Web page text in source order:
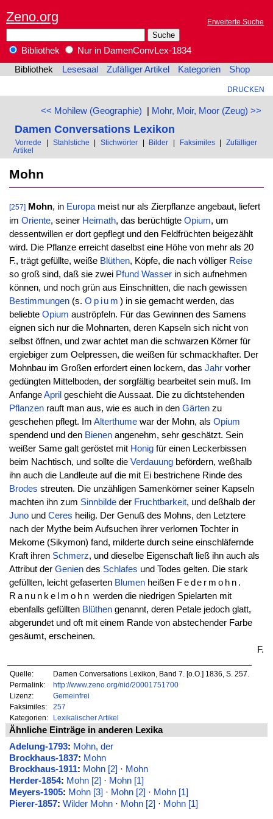
Zeno.org Erweiterte Suche
Bibliothek
Nur in DamenConvLex-1834
Bibliothek
Lesesaal Zufälliger Artikel Kategorien Shop
DRUCKEN
<< Mohilew (Geographie) | Mohr, Moir, Moor (Zeug) >>
Damen Conversations Lexikon
Vorrede | Stahlstiche | Stichwörter | Bilder | Faksimiles |
Zufälliger
Artikel
Mohn
[257] Mohn, in Europameist nur als Zierpflanze angebaut, liefert
im Oriente, seiner Heimath, das berüchtigte Opium, um
dessentwillen er dort gepflegt und den Feldfrüchten beigezählt
wird. Die Pflanze erreicht daselbst eine Höhe von mehr als 20
F., trägt gefüllte, weiße Blüthen, Köpfe, die nach völliger Reise
so groß sind, daß sie zwei Pfund Wasserin sich aufnehmen
können, und noch grün aus Einschnitten, die nach gewissen
Bestimmungen(s. Opium) in sie gemacht werden, das
beliebte Opium auströpfeln. Für das Gewinnen des Samens
eignen sich nur die Mohnarten, deren Kapseln sich nicht von
selbst öffnen, und zwar achtet man die schwarzen Körner für
ergiebiger zum Oelpressen, die weißen für schmackhafter. Der
Mohnbau im Großen erfordert einen lockern, das Jahrvorher
gedüngten Mittelboden, der sorgfältig bearbeitet sein muß. Im
AnfangeApril geschieht die Aussaat. Die zu dichtstehenden
Pflanzenrauft man aus, wie es auch in den Gärtenzu
geschehen pflegt. Im Alterthumewar der Mohn, als Opium
spendend und den Bienenangenehm, sehr geschätzt. Sein
weißer Same galt geröstet mit Honigfür einen Leckerbissen
beim Nachtisch, und sollte die Verdauungbefördern, weßhalb
ihn auch die Landleute auf die mit Ei bestrichene Rinde des
Brodes streuten. Die unzähligen Samenkörner seiner Kapseln
machten ihn zum Sinnbildeder Fruchtbarkeit, und deßhalb der
Junound Ceres heilig. Der Genuß des Mohns, den Letztere
nach der Mythe beim Aufsuchen ihrer verlornen Tochter in
Mekome (Sikymon) fand, milderte durch seine einschläfernde
Kraft ihren Schmerz, und dieselbe Eigenschaft ließ ihn auch als
Attribut der Geniendes Schlafes und Todes gelten. Die stark
gefüllten, leicht gefaserten Blumenheißen Federmohn.
Ranunkelmohn werden die niedrigen Spielarten mit
ebenfalls gefüllten Blüthengenannt, deren Petale jedoch glatt,
abgerundet und oft mit einem Rande von abstechender Farbe
gesäumt, erscheinen.
F.
Quelle:
Damen Conversations Lexikon, Band 7. [o.O.] 1836, S. 257.
Permalink:
http://www.zeno.org/nid/20001751700
Lizenz:
Gemeinfrei
Faksimiles:
257
Kategorien:
Lexikalischer Artikel
Ähnliche Einträge in anderen Lexika
Adelung-1793: Mohn, der
Brockhaus-1837: Mohn
Brockhaus-1911: Mohn [2] · Mohn
Herder-1854: Mohn [2] · Mohn [1]
Meyers-1905: Mohn [3] · Mohn [2] · Mohn [1]
Pierer-1857: Wilder Mohn· Mohn [2] · Mohn [1]